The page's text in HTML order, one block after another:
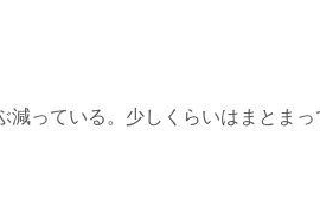
っている。少しくらいはまとまっ